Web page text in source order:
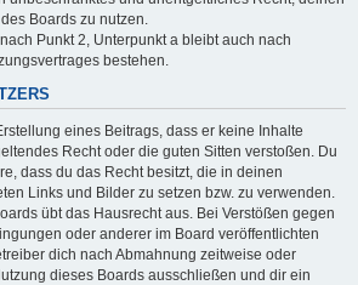
Boards zu nutzen.
Punkt 2, Unterpunkt a bleibt auch nach
bestehen.
eines Beitrags, dass er keine Inhalte
Recht oder die guten Sitten verstoßen. Du
dass du das Recht besitzt, die in deinen
Links und Bilder zu setzen bzw. zu verwenden.
übt das Hausrecht aus. Bei Verstößen gegen
oder anderer im Board veröffentlichten
dich nach Abmahnung zeitweise oder
dieses Boards ausschließen und dir ein